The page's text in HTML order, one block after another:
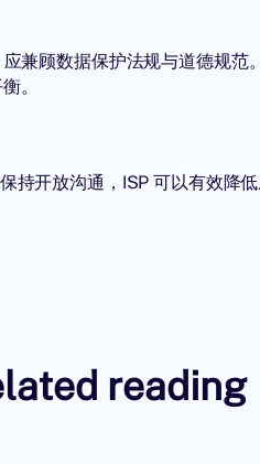
兼顾数据保护法规与道德规范
。
持开放沟通，ISP 可以有效降
reading